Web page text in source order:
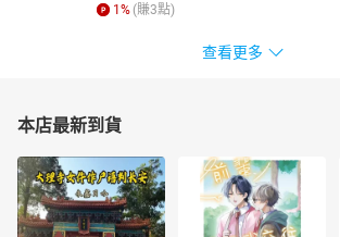
1% (賺3點)
查看更多
本店最新到貨